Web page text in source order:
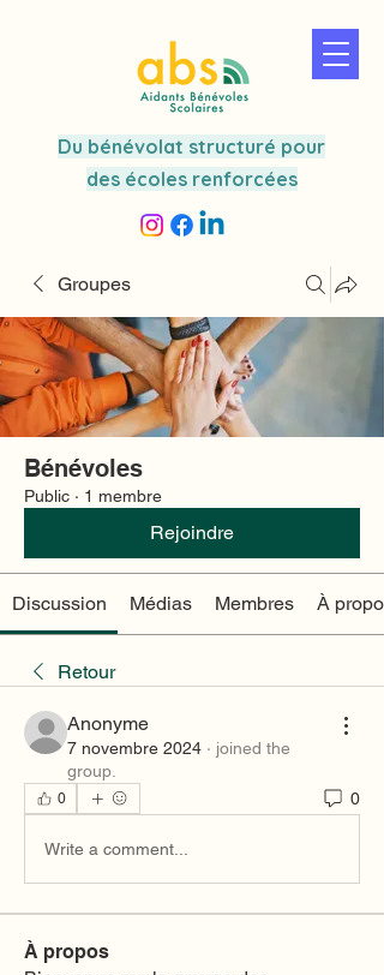
Du bénévolat structuré pour
des écoles renforcées
Groupes
Bénévoles
Public · 1 membre
Rejoindre
Discussion Médias Membres À propos
Retour
Anonyme
7 novembre 2024 · joined the
group.
0 0
Write a comment...
À propos